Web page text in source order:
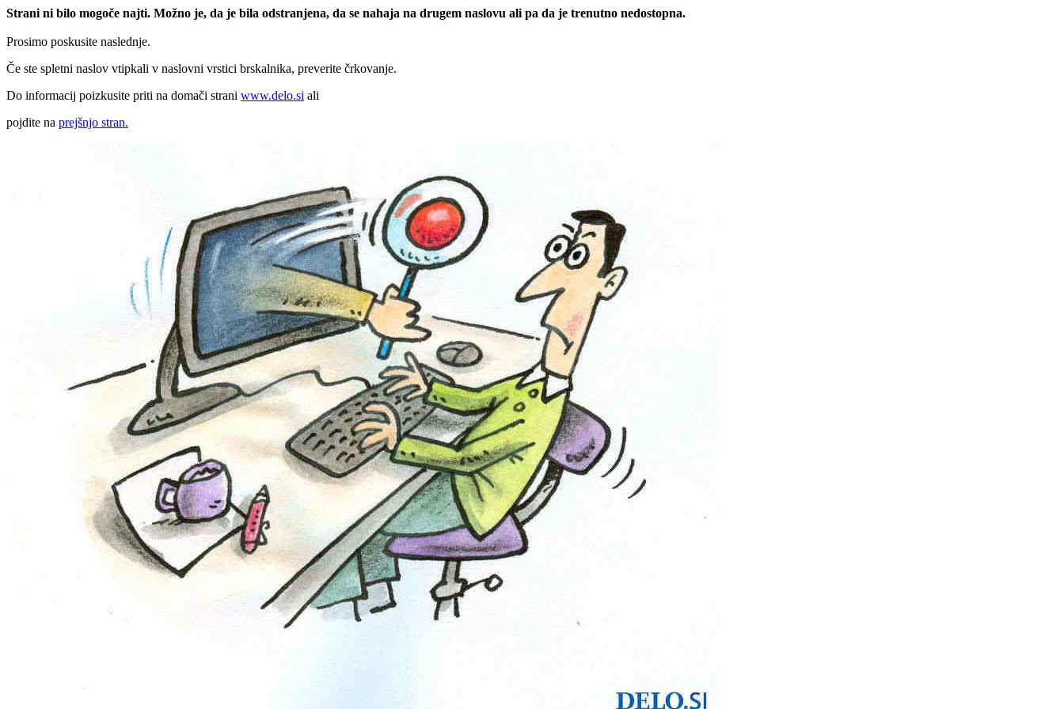
Strani ni bilo mogoče najti. Možno je, da je bila odstranjena, da se nahaja na drugem naslovu ali pa da je trenutno nedostopna.
Prosimo poskusite naslednje.
Če ste spletni naslov vtipkali v naslovni vrstici brskalnika, preverite črkovanje.
Do informacij poizkusite priti na domači strani www.delo.si ali
pojdite na prejšnjo stran.